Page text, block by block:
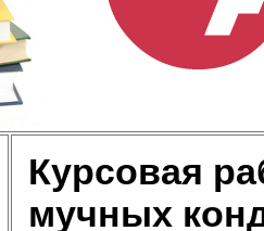
Курсовая
мучных